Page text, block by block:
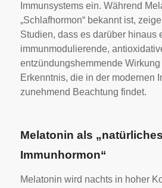
Immunsystems ein. Während
„Schlafhormon“ bekannt ist,
Studien, dass es darüber hinaus
immunmodulierende,
entzündungshemmende
Erkenntnis, die in der modernen
zunehmend Beachtung findet.
Melatonin als „natürliches
Immunhormon“
Melatonin wird nachts in hoher